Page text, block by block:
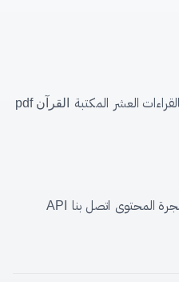
العشر المكتبة القرآن pdf
المحتوى اتصل بنا
API